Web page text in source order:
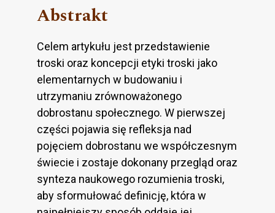
Abstrakt
Celem artykułu jest przedstawienie
troski oraz koncepcji etyki troski jako
elementarnych w budowaniu i
utrzymaniu zrównoważonego
dobrostanu społecznego. W pierwszej
części pojawia się refleksja nad
pojęciem dobrostanu we współczesnym
świecie i zostaje dokonany przegląd oraz
synteza naukowego rozumienia troski,
aby sformułować definicję, która w